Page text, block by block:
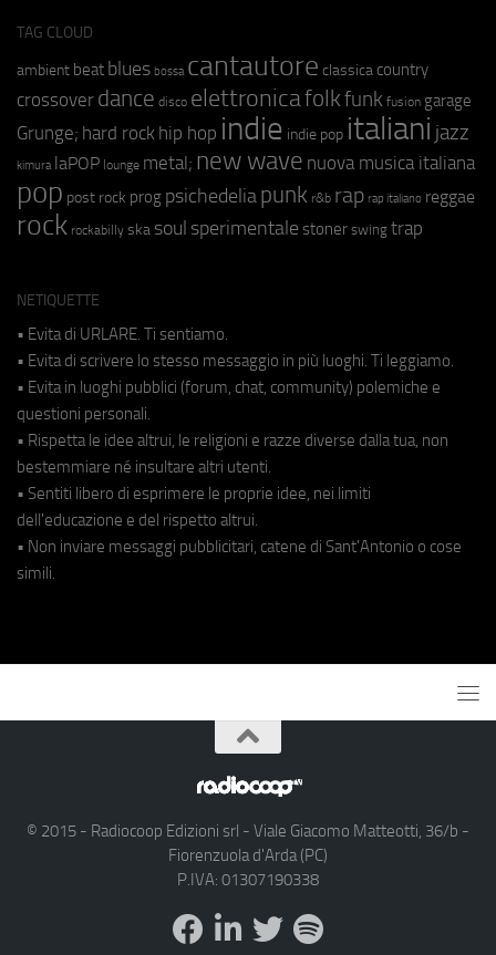
TAG CLOUD
ambient beat blues bossa cantautore classica country
crossover dance disco elettronicafolkfunk fusion garage
Grunge; hard rock hip hop indie indie pop italiani jazz
kimura laPOP lounge metal; new wave nuova musica italiana
pop post rock prog psichedeliapunk r&b rap rap italiano reggae
rock rockabilly ska soul sperimentale stoner swing trap
NETIQUETTE
• Evita di URLARE. Ti sentiamo.
• Evita di scrivere lo stesso messaggio in più luoghi. Ti leggiamo.
• Evita in luoghi pubblici (forum, chat, community) polemiche e
questioni personali.
• Rispetta le idee altrui, le religioni e razze diverse dalla tua, non
bestemmiare né insultare altri utenti.
• Sentiti libero di esprimere le proprie idee, nei limiti
dell'educazione e del rispetto altrui.
• Non inviare messaggi pubblicitari, catene di Sant'Antonio o cose
simili.
© 2015 - Radiocoop Edizioni srl - Viale Giacomo Matteotti, 36/b -
Fiorenzuola d'Arda (PC)
P.IVA: 01307190338